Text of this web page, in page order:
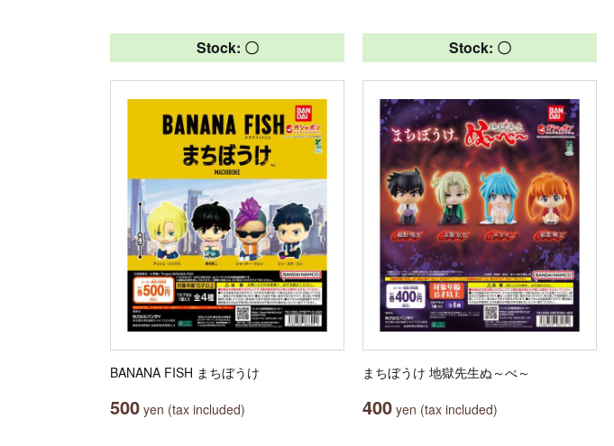
Stock: 〇
BANANA FISH まちぼうけ
500 yen (tax included)
Stock: 〇
まちぼうけ 地獄先生ぬ～べ～
400 yen (tax included)